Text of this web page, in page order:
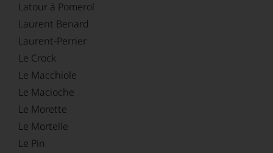
Latour à Pomerol
Laurent Benard
Laurent-Perrier
Le Crock
Le Macchiole
Le Macioche
Le Morette
Le Mortelle
Le Pin